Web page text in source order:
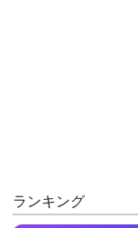
ランキング